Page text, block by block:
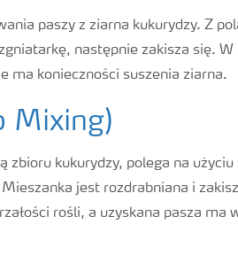
paszy z ziarna kukurydzy. Z
następnie zakisza się.
ma konieczności suszenia ziarna.
Mixing)
kukurydzy, polega na użyciu
jest rozdrabniana i
rośli, a uzyskana pasza ma